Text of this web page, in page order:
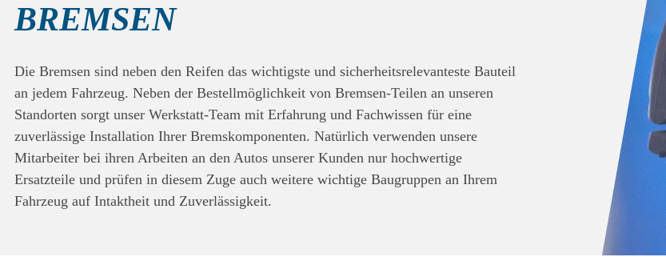
BREMSEN
Die Bremsen sind neben den Reifen das wichtigste und sicherheitsrelevanteste Bauteil
an jedem Fahrzeug. Neben der Bestellmöglichkeit von Bremsen-Teilen an unseren
Standorten sorgt unser Werkstatt-Team mit Erfahrung und Fachwissen für eine
zuverlässige Installation Ihrer Bremskomponenten. Natürlich verwenden unsere
Mitarbeiter bei ihren Arbeiten an den Autos unserer Kunden nur hochwertige
Ersatzteile und prüfen in diesem Zuge auch weitere wichtige Baugruppen an Ihrem
Fahrzeug auf Intaktheit und Zuverlässigkeit.